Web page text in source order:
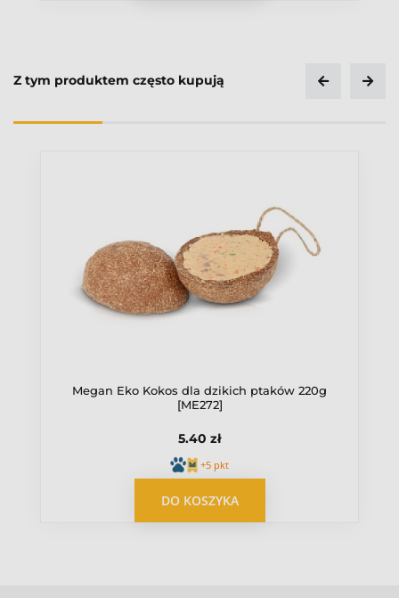
Z tym produktem często kupują
Megan Eko Kokos dla dzikich ptaków 220g
[ME272]
5.40 zł
+5 pkt
DO KOSZYKA